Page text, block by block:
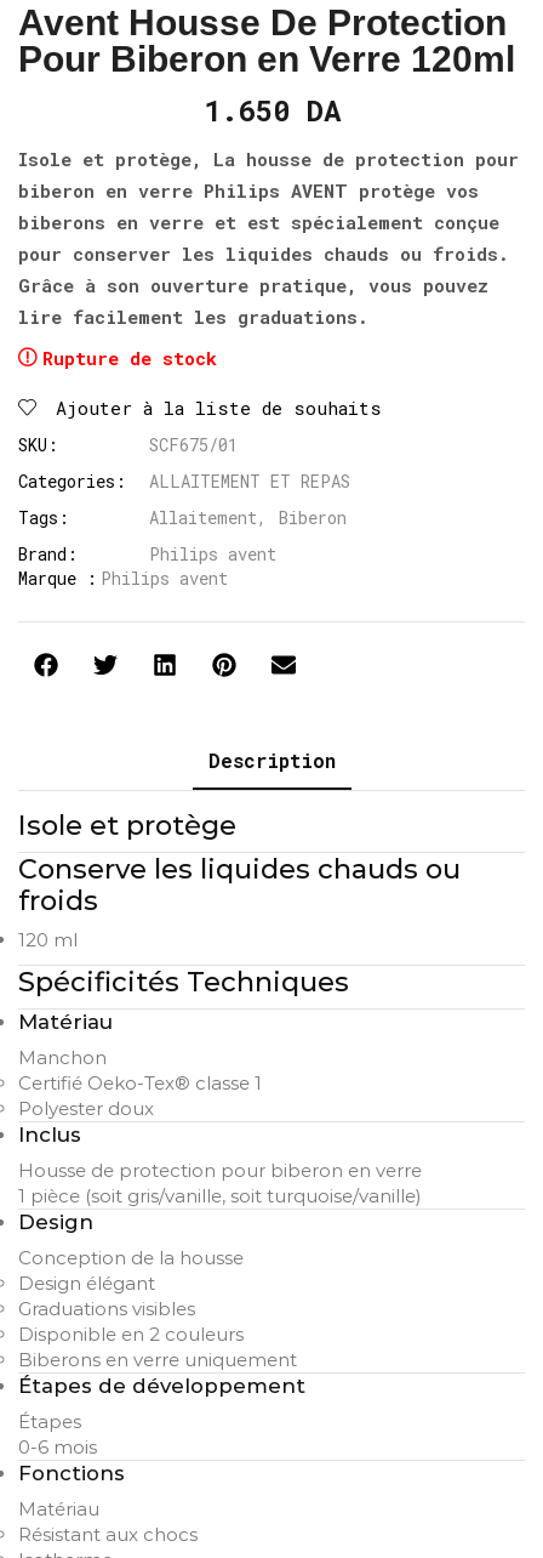
Avent Housse De Protection
Pour Biberon en Verre 120ml
1.650 DA
Isole et protège, La housse de protection pour
biberon en verre Philips AVENT protège vos
biberons en verre et est spécialement conçue
pour conserver les liquides chauds ou froids.
Grâce à son ouverture pratique, vous pouvez
lire facilement les graduations.
Rupture de stock
Ajouter à la liste de souhaits
SKU:
SCF675/01
Categories:
ALLAITEMENT ET REPAS
Tags:
Allaitement,
Biberon
Brand:
Philips avent
Marque : Philips avent
Description
Isole et protège
Conserve les liquides chauds ou
froids
120 ml
Spécificités Techniques
Matériau
Manchon
Certifié Oeko-Tex® classe 1
Polyester doux
Inclus
Housse de protection pour biberon en verre
1 pièce (soit gris/vanille, soit turquoise/vanille)
Design
Conception de la housse
Design élégant
Graduations visibles
Disponible en 2 couleurs
Biberons en verre uniquement
Étapes de développement
Étapes
0-6 mois
Fonctions
Matériau
Résistant aux chocs